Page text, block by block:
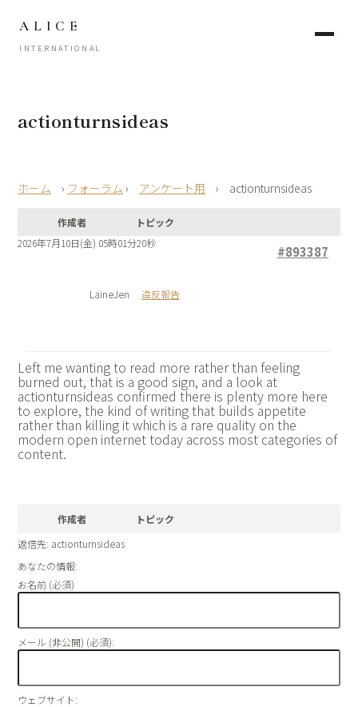
ALICE
INTERNATIONAL
actionturnsideas
› フォーラム › アンケート用 › actionturnsideas
作成者
トピック
2026年7月10日(金) 05時01分20秒
#893387
LaineJen 違反報告
Left me wanting to read more rather than feeling
burned out, that is a good sign, and a look at
actionturnsideas confirmed there is plenty more here
to explore, the kind of writing that builds appetite
rather than killing it which is a rare quality on the
modern open internet today across most categories of
content.
作成者
トピック
返信先: actionturnsideas
あなたの情報:
お名前 (必須)
メール (非公開) (必須):
ウェブサイト: